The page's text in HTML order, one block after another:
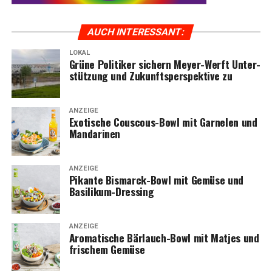
AUCH INTER­ES­SANT:
LOKAL
Grü­ne Poli­ti­ker sichern Mey­er-Werft Unter­
stüt­zung und Zukunfts­per­spek­ti­ve zu
ANZEIGE
Exo­ti­sche Cous­cous-Bowl mit Gar­ne­len und
Mandarinen
ANZEIGE
Pikan­te Bis­marck-Bowl mit Gemü­se und
Basilikum-Dressing
ANZEIGE
Aro­ma­ti­sche Bär­lauch-Bowl mit Mat­jes und
fri­schem Gemüse